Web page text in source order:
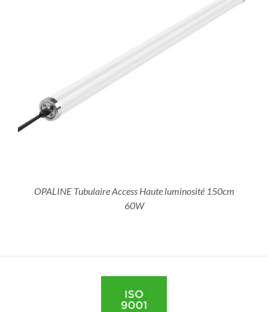
OPALINE Tubulaire Access Haute luminosité 150cm
60W